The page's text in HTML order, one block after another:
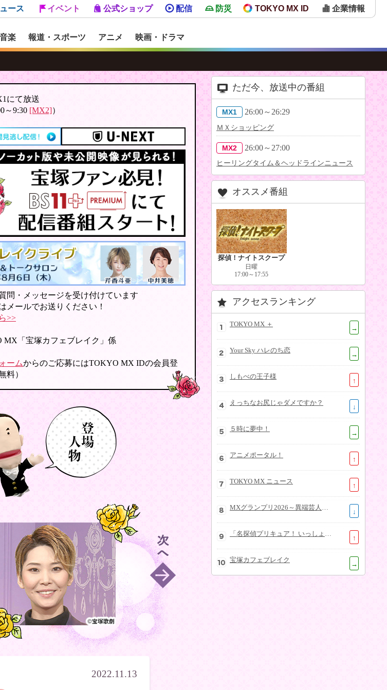
楽 報道・スポーツ アニメ 映画・ドラマ
ース イベント 公式ショップ 配信 防災 TOKYO MX ID 企業情報
にて放送
～9:30 [MX2]）
問・メッセージを受け付けています
メールでお送りください！
>>
「宝塚カフェブレイク」係
ームからのご応募にはTOKYO MX IDの会員登
料）
2022.11.13
ただ今、放送中の番組
MX1 26:00～26:29
ＭＸショッピング
MX2 26:00～27:00
ヒーリングタイム＆ヘッドラインニュース
オススメ番組
探偵！ナイトスクープ
日曜
17:00～17:55
アクセスランキング
TOKYO MX ＋
→
Your Sky ハレのち恋
→
しもべの王子様
↑
えっちなお尻じゃダメですか？
↓
５時に夢中！
→
アニメポータル！
↑
TOKYO MX ニュース
↑
↓
↑
宝塚カフェブレイク
→